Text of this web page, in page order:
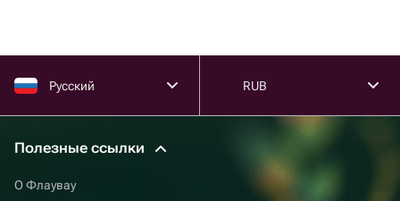
Русский RUB
Полезные ссылки
О Флаувау